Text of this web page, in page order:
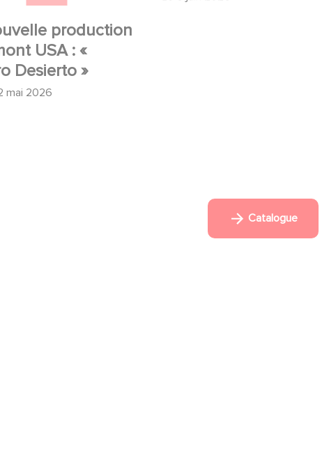
production
USA : «
Desierto »
mai 2026
Catalogue